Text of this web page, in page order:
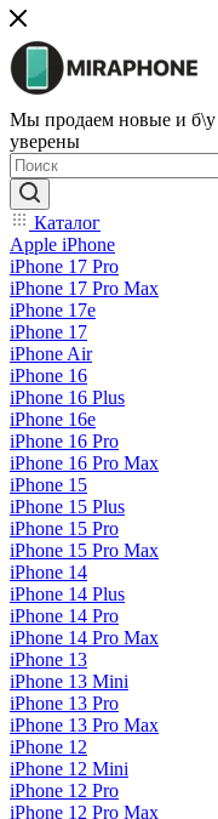
Мы продаем новые и б\у
уверены
Каталог
Apple iPhone
iPhone 17 Pro
iPhone 17 Pro Max
iPhone 17e
iPhone 17
iPhone Air
iPhone 16
iPhone 16 Plus
iPhone 16e
iPhone 16 Pro
iPhone 16 Pro Max
iPhone 15
iPhone 15 Plus
iPhone 15 Pro
iPhone 15 Pro Max
iPhone 14
iPhone 14 Plus
iPhone 14 Pro
iPhone 14 Pro Max
iPhone 13
iPhone 13 Mini
iPhone 13 Pro
iPhone 13 Pro Max
iPhone 12
iPhone 12 Mini
iPhone 12 Pro
iPhone 12 Pro Max